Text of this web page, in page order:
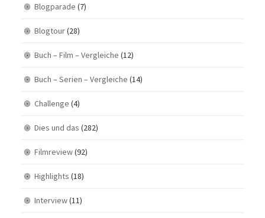
Blogparade (7)
Blogtour(28)
Buch – Film – Vergleiche (12)
Buch – Serien – Vergleiche (14)
Challenge (4)
Dies und das (282)
Filmreview(92)
Highlights (18)
Interview(11)